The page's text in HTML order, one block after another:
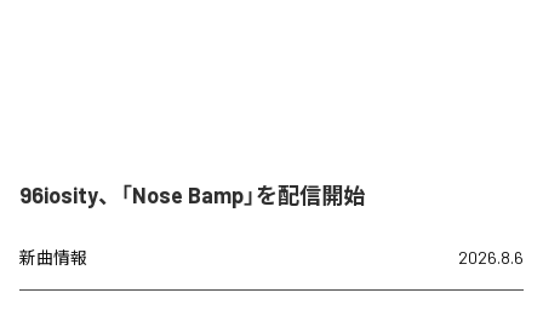
96iosity、「Nose Bamp」を配信開始
新曲情報 2026.8.6